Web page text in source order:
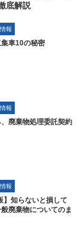
底解説
報
車10の秘密
報
廃棄物処理委託契約
報
】知らないと損して
廃棄物についてのま